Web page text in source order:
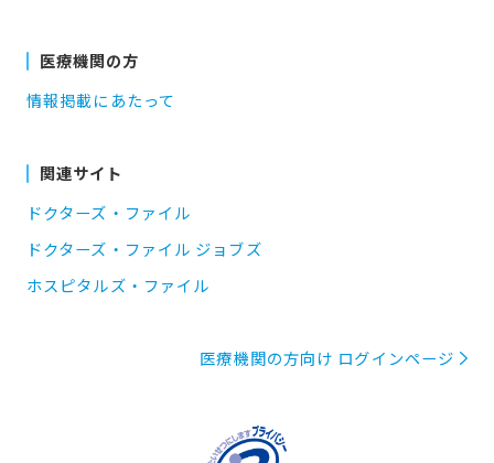
医療機関の方
情報掲載にあたって
関連サイト
ドクターズ・ファイル
ドクターズ・ファイル ジョブズ
ホスピタルズ・ファイル
医療機関の方向け ログインページ